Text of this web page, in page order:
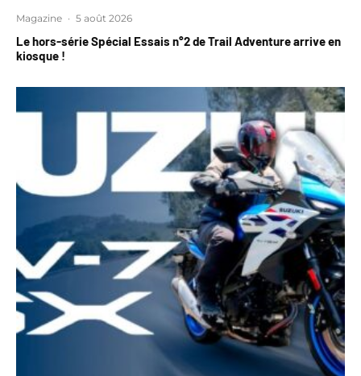
Magazine · 5 août 2026
Le hors-série Spécial Essais n°2 de Trail Adventure arrive en
kiosque !